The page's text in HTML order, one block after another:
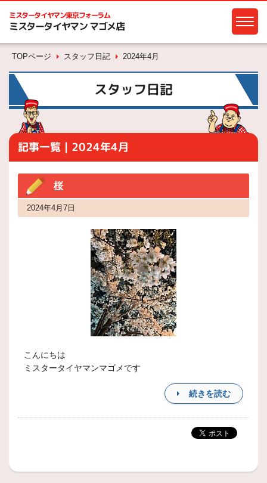
ミスタータイヤマン東京フォーラム
ミスタータイヤマン マゴメ店
TOPページ スタッフ日記 2024年4月
スタッフ日記
記事一覧｜2024年4月
桜
2024年4月7日
こんにちは
ミスタータイヤマンマゴメです
続きを読む